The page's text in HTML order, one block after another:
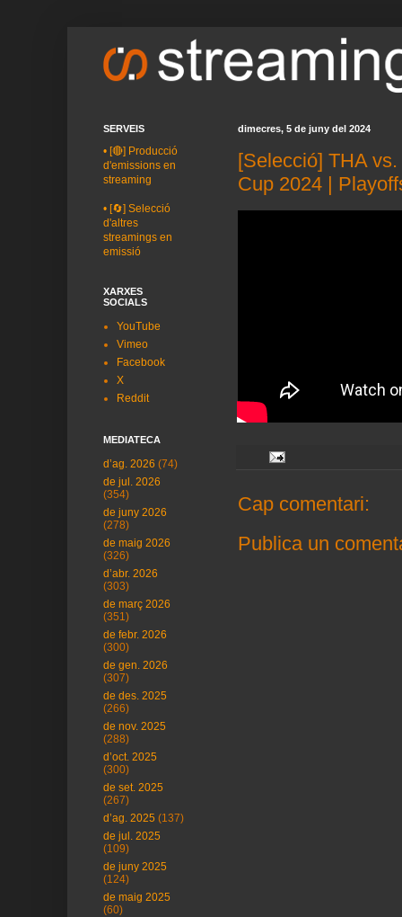
dimecres, 5 de juny del 2024
[Selecció] THA
Cup 2024 |
Cap comentari:
Publica un
SERVEIS
• [🔴] Producció
d'emissions en
streaming
• [🔄] Selecció
d'altres
streamings en
emissió
XARXES
SOCIALS
YouTube
Vimeo
Facebook
X
Reddit
MEDIATECA
d’ag. 2026 (74)
de jul. 2026
(354)
de juny 2026
(278)
de maig 2026
(326)
d’abr. 2026
(303)
de març 2026
(351)
de febr. 2026
(300)
de gen. 2026
(307)
de des. 2025
(266)
de nov. 2025
(288)
d’oct. 2025
(300)
de set. 2025
(267)
d’ag. 2025 (137)
de jul. 2025
(109)
de juny 2025
(124)
de maig 2025
(60)